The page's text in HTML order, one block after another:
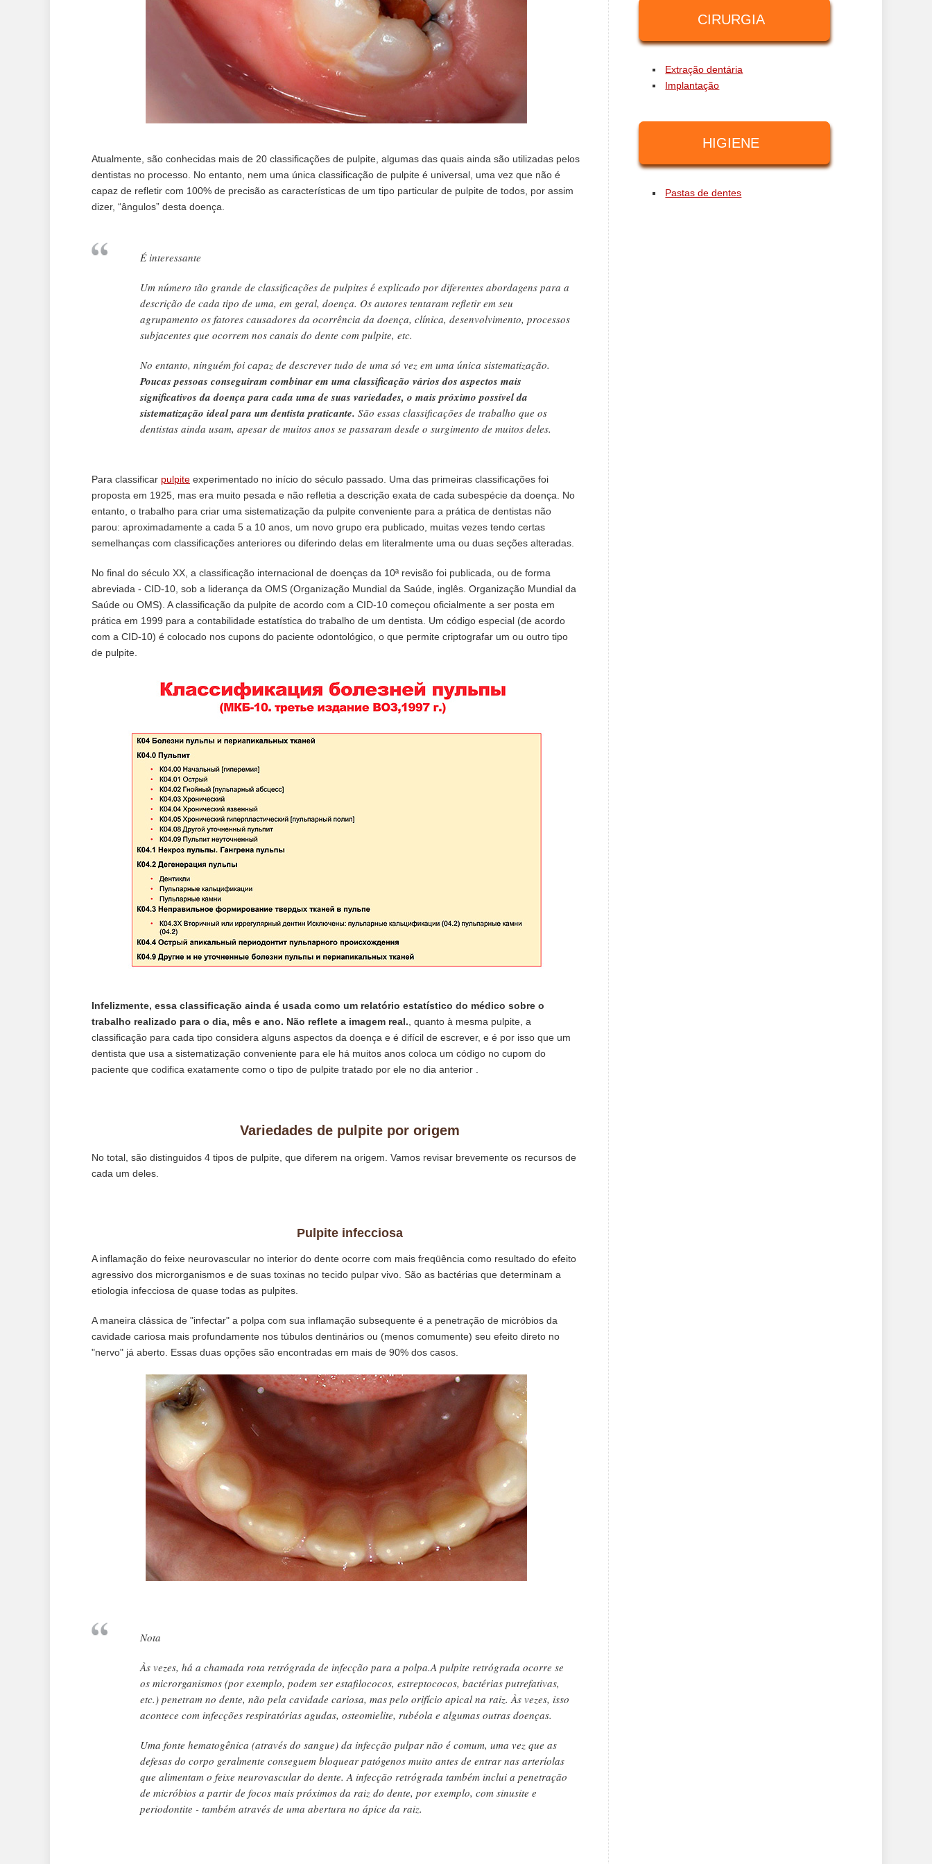
Atualmente, são conhecidas mais de 20 classificações de pulpite, algumas das quais ainda são utilizadas pelos
dentistas no processo. No entanto, nem uma única classificação de pulpite é universal, uma vez que não é
capaz de refletir com 100% de precisão as características de um tipo particular de pulpite de todos, por assim
dizer, “ângulos” desta doença.
É interessante
Um número tão grande de classificações de pulpites é explicado por diferentes abordagens para a
descrição de cada tipo de uma, em geral, doença. Os autores tentaram refletir em seu
agrupamento os fatores causadores da ocorrência da doença, clínica, desenvolvimento, processos
subjacentes que ocorrem nos canais do dente com pulpite, etc.
No entanto, ninguém foi capaz de descrever tudo de uma só vez em uma única sistematização.
Poucas pessoas conseguiram combinar em uma classificação vários dos aspectos mais
significativos da doença para cada uma de suas variedades, o mais próximo possível da
sistematização ideal para um dentista praticante. São essas classificações de trabalho que os
dentistas ainda usam, apesar de muitos anos se passaram desde o surgimento de muitos deles.
Para classificar pulpite experimentado no início do século passado. Uma das primeiras classificações foi
proposta em 1925, mas era muito pesada e não refletia a descrição exata de cada subespécie da doença. No
entanto, o trabalho para criar uma sistematização da pulpite conveniente para a prática de dentistas não
parou: aproximadamente a cada 5 a 10 anos, um novo grupo era publicado, muitas vezes tendo certas
semelhanças com classificações anteriores ou diferindo delas em literalmente uma ou duas seções alteradas.
No final do século XX, a classificação internacional de doenças da 10ª revisão foi publicada, ou de forma
abreviada - CID-10, sob a liderança da OMS (Organização Mundial da Saúde, inglês. Organização Mundial da
Saúde ou OMS). A classificação da pulpite de acordo com a CID-10 começou oficialmente a ser posta em
prática em 1999 para a contabilidade estatística do trabalho de um dentista. Um código especial (de acordo
com a CID-10) é colocado nos cupons do paciente odontológico, o que permite criptografar um ou outro tipo
de pulpite.
Infelizmente, essa classificação ainda é usada como um relatório estatístico do médico sobre o
trabalho realizado para o dia, mês e ano. Não reflete a imagem real. , quanto à mesma pulpite, a
classificação para cada tipo considera alguns aspectos da doença e é difícil de escrever, e é por isso que um
dentista que usa a sistematização conveniente para ele há muitos anos coloca um código no cupom do
paciente que codifica exatamente como o tipo de pulpite tratado por ele no dia anterior .
Variedades de pulpite por origem
No total, são distinguidos 4 tipos de pulpite, que diferem na origem. Vamos revisar brevemente os recursos de
cada um deles.
Pulpite infecciosa
A inflamação do feixe neurovascular no interior do dente ocorre com mais freqüência como resultado do efeito
agressivo dos microrganismos e de suas toxinas no tecido pulpar vivo. São as bactérias que determinam a
etiologia infecciosa de quase todas as pulpites.
A maneira clássica de "infectar" a polpa com sua inflamação subsequente é a penetração de micróbios da
cavidade cariosa mais profundamente nos túbulos dentinários ou (menos comumente) seu efeito direto no
"nervo" já aberto. Essas duas opções são encontradas em mais de 90% dos casos.
Nota
Às vezes, há a chamada rota retrógrada de infecção para a polpa.A pulpite retrógrada ocorre se
os microrganismos (por exemplo, podem ser estafilococos, estreptococos, bactérias putrefativas,
etc.) penetram no dente, não pela cavidade cariosa, mas pelo orifício apical na raiz. Às vezes, isso
acontece com infecções respiratórias agudas, osteomielite, rubéola e algumas outras doenças.
Uma fonte hematogênica (através do sangue) da infecção pulpar não é comum, uma vez que as
defesas do corpo geralmente conseguem bloquear patógenos muito antes de entrar nas arteríolas
que alimentam o feixe neurovascular do dente. A infecção retrógrada também inclui a penetração
de micróbios a partir de focos mais próximos da raiz do dente, por exemplo, com sinusite e
periodontite - também através de uma abertura no ápice da raiz.
CIRURGIA
Extração dentária
Implantação
HIGIENE
Pastas de dentes